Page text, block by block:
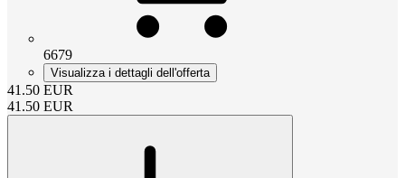
6679
Visualizza i dettagli dell'offerta
41.50 EUR
41.50 EUR